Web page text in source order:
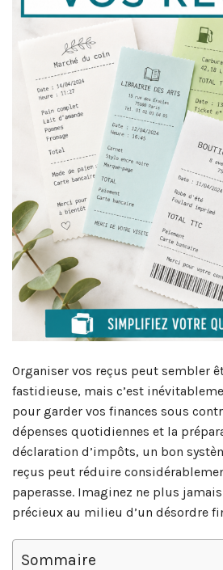
Organiser vos reçus peut sembler
fastidieuse, mais c’est
pour garder vos finances sous
dépenses quotidiennes et la
déclaration d’impôts, un bon
reçus peut réduire
paperasse. Imaginez ne plus
précieux au milieu d’un désordre
Sommaire